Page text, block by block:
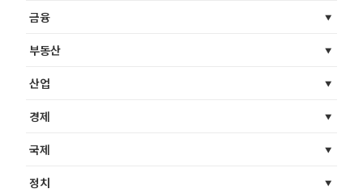
금융
부동산
산업
경제
국제
정치